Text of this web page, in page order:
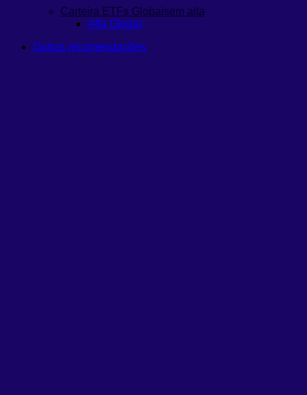
Carteira ETFs Globaisem alta
Alfa Global
Outras recomendações